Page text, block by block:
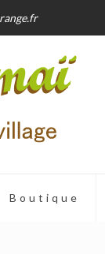
Boutique